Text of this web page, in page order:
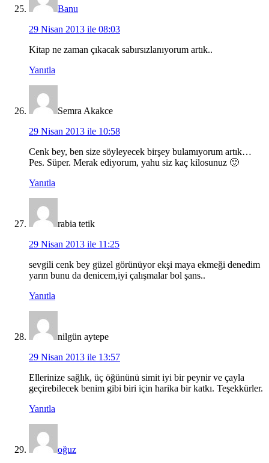
Banu
29 Nisan 2013 ile 08:03
Kitap ne zaman çıkacak sabırsızlanıyorum artık..
Yanıtla
Semra Akakce
29 Nisan 2013 ile 10:58
Cenk bey, ben size söyleyecek birşey bulamıyorum artık…
Pes. Süper. Merak ediyorum, yahu siz kaç kilosunuz 🙂
Yanıtla
rabia tetik
29 Nisan 2013 ile 11:25
sevgili cenk bey güzel görünüyor ekşi maya ekmeği denedim
yarın bunu da denicem,iyi çalışmalar bol şans..
Yanıtla
nilgün aytepe
29 Nisan 2013 ile 13:57
Ellerinize sağlık, üç öğününü simit iyi bir peynir ve çayla
geçirebilecek benim gibi biri için harika bir katkı. Teşekkürler.
Yanıtla
oğuz